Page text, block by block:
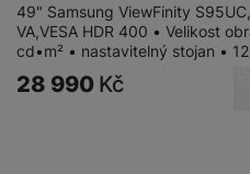
49" Samsung ViewFinity
VA,VESA HDR 400 • Velikost
cd•m² • nastavitelný stojan •
28 990 Kč